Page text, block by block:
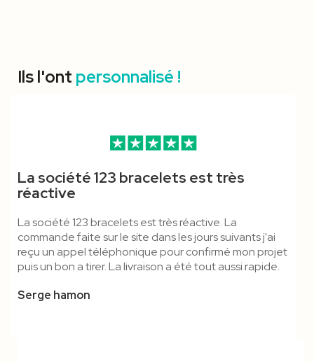
Personnalisable
Détachable & Anti-
Polyester
Boucle Détachable - Cordon
RPET A6
Polyester
Cordon Tubulaire
Ils l'ont personnalisé !
La société 123 bracelets est très
réactive
La société 123 bracelets est très réactive. La
commande faite sur le site dans les jours suivants j'ai
reçu un appel téléphonique pour confirmé mon projet
puis un bon a tirer. La livraison a été tout aussi rapide.
Serge hamon